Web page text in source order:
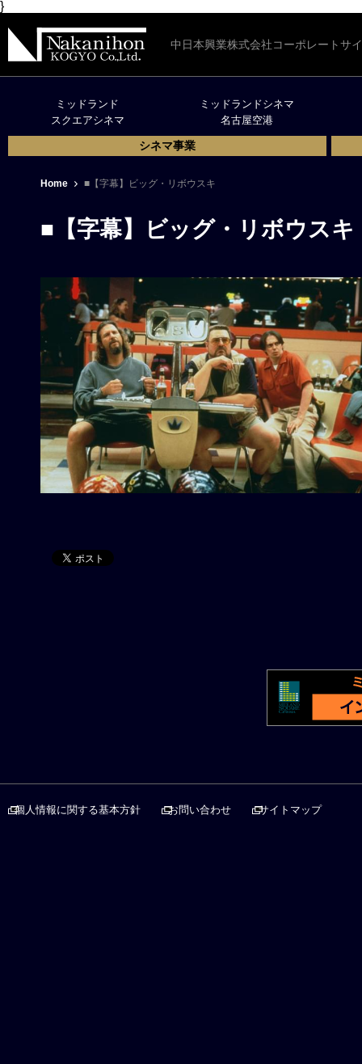
}
中日本興業株式会社コーポレートサ
ミッドランド
スクエアシネマ
ミッドランドシネマ
名古屋空港
シネマ事業
Home ■【字幕】ビッグ・リボウスキ
■【字幕】ビッグ・リボウスキ
個人情報に関する基本方針 お問い合わせ サイトマップ